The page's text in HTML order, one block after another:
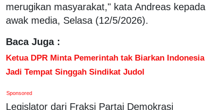
merugikan masyarakat," kata Andreas kepada
awak media, Selasa (12/5/2026).
Baca Juga :
Ketua DPR Minta Pemerintah tak Biarkan Indonesia
Jadi Tempat Singgah Sindikat Judol
Sponsored
Legislator dari Fraksi Partai Demokrasi